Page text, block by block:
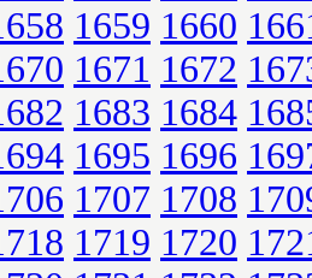
1659 1660
1671 1672
1683 1684
1695 1696
1707 1708
1719 1720